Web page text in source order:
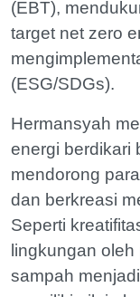
(EBT),
target net zero
(ESG/SDGs).
Hermansyah
energi berdikari
mendorong
dan berkreasi
Seperti
lingkungan
sampah